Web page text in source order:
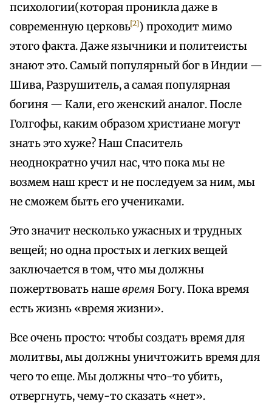
психологии(которая проникла даже в
современную церковь[2]) проходит мимо
этого факта. Даже язычники и политеисты
знают это. Самый популярный бог в Индии —
Шива, Разрушитель, а самая популярная
богиня — Кали, его женский аналог. После
Голгофы, каким образом христиане могут
знать это хуже? Наш Спаситель
неоднократно учил нас, что пока мы не
возмем наш крест и не последуем за ним, мы
не сможем быть его учениками.
Это значит несколько ужасных и трудных
вещей; но одна простых и легких вещей
заключается в том, что мы должны
пожертвовать нашевремя Богу. Пока время
есть жизнь «время жизни».
Все очень просто: чтобы создать время для
молитвы, мы должны уничтожить время для
чего то еще. Мы должны что-то убить,
отвергнуть, чему-то сказать «нет».